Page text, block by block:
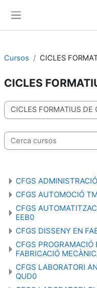
Cursos CICLES
CICLES
Categories de cursos
Cerca cursos
CFGS
CFGS AUTOMOCIÓ
CFGS
EEB0
CFGS DISSENY EN
CFGS
FABRICACIÓ
CFGS LABORATORI
QUD0